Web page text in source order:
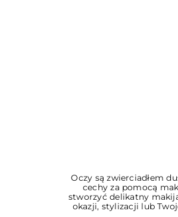
Oczy są zwierciadłem
cechy za pomocą
stworzyć delikatny
okazji, stylizacji lub